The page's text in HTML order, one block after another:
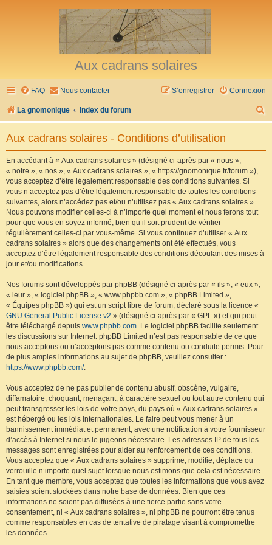
Aux cadrans solaires
FAQ Nous contacter Connexion
S’enregistrer
La gnomonique Index du forum
e
Aux cadrans solaires - Conditions d’utilisation
En accédant à « Aux cadrans solaires » (désigné ci-après par « nous »,
« notre », « nos », « Aux cadrans solaires », « https://gnomonique.fr/forum »),
vous acceptez d’être légalement responsable des conditions suivantes. Si
vous n’acceptez pas d’être légalement responsable de toutes les conditions
suivantes, alors n’accédez pas et/ou n’utilisez pas « Aux cadrans solaires ».
Nous pouvons modifier celles-ci à n’importe quel moment et nous ferons tout
pour que vous en soyez informé, bien qu’il soit prudent de vérifier
régulièrement celles-ci par vous-même. Si vous continuez d’utiliser « Aux
cadrans solaires » alors que des changements ont été effectués, vous
acceptez d’être légalement responsable des conditions découlant des mises à
jour et/ou modifications.
Nos forums sont développés par phpBB (désigné ci-après par « ils », « eux »,
« leur », « logiciel phpBB », « www.phpbb.com », « phpBB Limited »,
« Équipes phpBB ») qui est un script libre de forum, déclaré sous la licence «
GNU General Public License v2 » (désigné ci-après par « GPL ») et qui peut
être téléchargé depuis www.phpbb.com. Le logiciel phpBB facilite seulement
les discussions sur Internet. phpBB Limited n’est pas responsable de ce que
nous acceptons ou n’acceptons pas comme contenu ou conduite permis. Pour
de plus amples informations au sujet de phpBB, veuillez consulter :
https://www.phpbb.com/.
Vous acceptez de ne pas publier de contenu abusif, obscène, vulgaire,
diffamatoire, choquant, menaçant, à caractère sexuel ou tout autre contenu qui
peut transgresser les lois de votre pays, du pays où « Aux cadrans solaires »
est hébergé ou les lois internationales. Le faire peut vous mener à un
bannissement immédiat et permanent, avec une notification à votre fournisseur
d’accès à Internet si nous le jugeons nécessaire. Les adresses IP de tous les
messages sont enregistrées pour aider au renforcement de ces conditions.
Vous acceptez que « Aux cadrans solaires » supprime, modifie, déplace ou
verrouille n’importe quel sujet lorsque nous estimons que cela est nécessaire.
En tant que membre, vous acceptez que toutes les informations que vous avez
saisies soient stockées dans notre base de données. Bien que ces
informations ne soient pas diffusées à une tierce partie sans votre
consentement, ni « Aux cadrans solaires », ni phpBB ne pourront être tenus
comme responsables en cas de tentative de piratage visant à compromettre
les données.